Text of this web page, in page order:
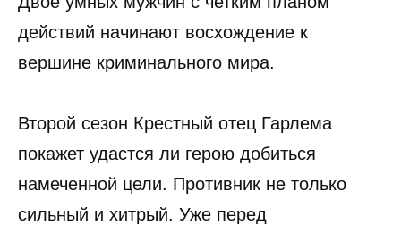
действий начинают восхождение к
вершине криминального мира.
Второй сезон Крестный отец Гарлема
покажет удастся ли герою добиться
намеченной цели. Противник не только
сильный и хитрый. Уже перед